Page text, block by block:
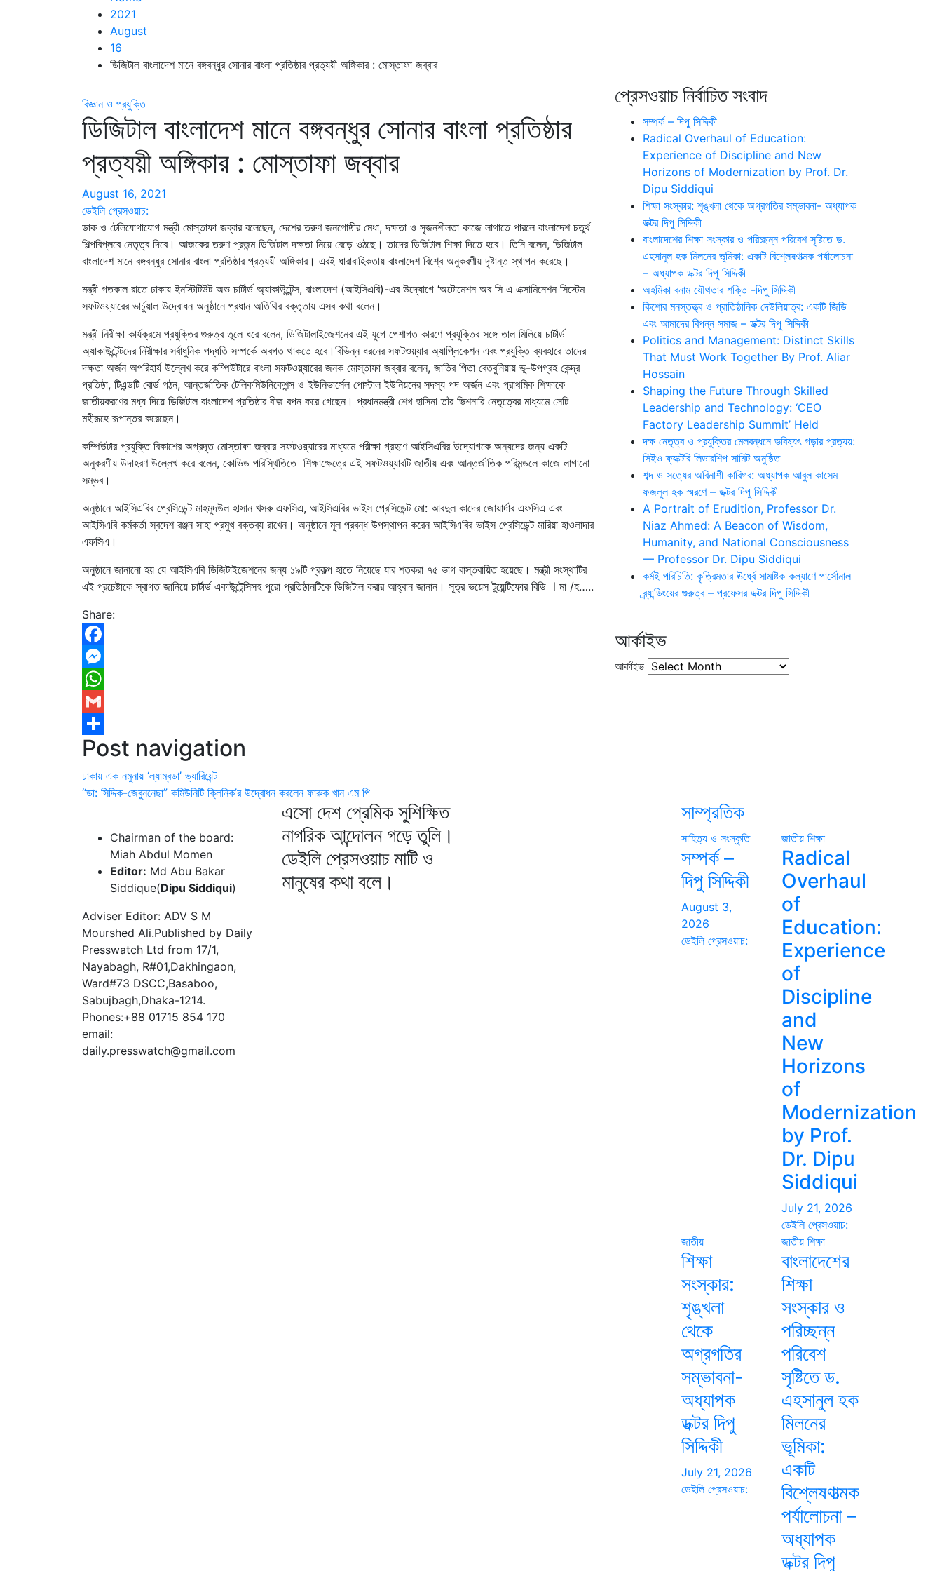
2021
August
16
ডিজিটাল বাংলাদেশ মানে বঙ্গবন্ধুর সোনার বাংলা প্রতিষ্ঠার প্রত্যয়ী অঙ্গিকার : মোস্তাফা জব্বার
বিজ্ঞান ও প্রযুক্তি
ডিজিটাল বাংলাদেশ মানে বঙ্গবন্ধুর সোনার বাংলা প্রতিষ্ঠার
প্রত্যয়ী অঙ্গিকার : মোস্তাফা জব্বার
August 16, 2021
ডেইলি প্রেসওয়াচ:
ডাক ও টেলিযোগাযোগ মন্ত্রী মোস্তাফা জব্বার বলেছেন, দেশের তরুণ জনগোষ্ঠীর মেধা, দক্ষতা ও সৃজনশীলতা কাজে লাগাতে পারলে বাংলাদেশ চতুর্থ
শিল্পবিপ্লবে নেতৃত্ব দিবে। আজকের তরুণ প্রজন্ম ডিজিটাল দক্ষতা নিয়ে বেড়ে ওঠছে। তাদের ডিজিটাল শিক্ষা দিতে হবে। তিনি বলেন, ডিজিটাল
বাংলাদেশ মানে বঙ্গবন্ধুর সোনার বাংলা প্রতিষ্ঠার প্রত্যয়ী অঙ্গিকার। এরই ধারাবাহিকতায় বাংলাদেশ বিশ্বে অনুকরণীয় দৃষ্টান্ত স্থাপন করেছে।
মন্ত্রী গতকাল রাতে ঢাকায় ইনস্টিটিউট অভ চার্টার্ড অ্যাকাউন্টেন্স, বাংলাদেশ (আইসিএবি)-এর উদ্যোগে ‘অটোমেশন অব সি এ এক্সামিনেশন সিস্টেম
সফটওয়্যারের ভার্চুয়াল উদ্বোধন অনুষ্ঠানে প্রধান অতিথির বক্তৃতায় এসব কথা বলেন।
মন্ত্রী নিরীক্ষা কার্যক্রমে প্রযুক্তির গুরুত্ব তুলে ধরে বলেন, ডিজিটালাইজেশনের এই যুগে পেশাগত কারণে প্রযুক্তির সঙ্গে তাল মিলিয়ে চার্টার্ড
অ্যাকাউন্টেন্টদের নিরীক্ষার সর্বাধুনিক পদ্ধতি সম্পর্কে অবগত থাকতে হবে।বিভিন্ন ধরনের সফটওয়্যার অ্যাপ্লিকেশন এবং প্রযুক্তি ব্যবহারে তাদের
দক্ষতা অর্জন অপরিহার্য উল্লেখ করে কম্পিউটারে বাংলা সফটওয়্যারের জনক মোস্তাফা জব্বার বলেন, জাতির পিতা বেতবুনিয়ায় ভূ-উপগ্রহ কেন্দ্র
প্রতিষ্ঠা, টিএন্ডটি বোর্ড গঠন, আন্তর্জাতিক টেলিকমিউনিকেশন্স ও ইউনিভার্সেল পোস্টাল ইউনিয়নের সদস্য পদ অর্জন এবং প্রাথমিক শিক্ষাকে
জাতীয়করণের মধ্য দিয়ে ডিজিটাল বাংলাদেশ প্রতিষ্ঠার বীজ বপন করে গেছেন। প্রধানমন্ত্রী শেখ হাসিনা তাঁর ভিশনারি নেতৃত্বের মাধ্যমে সেটি
মহীরূহে রূপান্তর করেছেন।
কম্পিউটার প্রযুক্তি বিকাশের অগ্রদূত মোস্তাফা জব্বার সফটওয়্যারের মাধ্যমে পরীক্ষা গ্রহণে আইসিএবির উদ্যোগকে অন্যদের জন্য একটি
অনুকরণীয় উদাহরণ উল্লেখ করে বলেন, কোভিড পরিস্থিতিতে শিক্ষাক্ষেত্রে এই সফটওয়্যারটি জাতীয় এবং আন্তর্জাতিক পরিমন্ডলে কাজে লাগানো
সম্ভব।
অনুষ্ঠানে আইসিএবির প্রেসিডেন্ট মাহমুদউল হাসান খসরু এফসিএ, আইসিএবির ভাইস প্রেসিডেন্ট মো: আবদুল কাদের জোয়ার্দার এফসিএ এবং
আইসিএবি কর্মকর্তা স্বদেশ রঞ্জন সাহা প্রমুখ বক্তব্য রাখেন। অনুষ্ঠানে মূল প্রবন্ধ উপস্থাপন করেন আইসিএবির ভাইস প্রেসিডেন্ট মারিয়া হাওলাদার
এফসিএ।
অনুষ্ঠানে জানানো হয় যে আইসিএবি ডিজিটাইজেশনের জন্য ১৯টি প্রকল্প হাতে নিয়েছে যার শতকরা ৭৫ ভাগ বাস্তবায়িত হয়েছে। মন্ত্রী সংস্থাটির
এই প্রচেষ্টাকে স্বাগত জানিয়ে চার্টার্ড একাউন্টেন্সিসহ পুরো প্রতিষ্ঠানটিকে ডিজিটাল করার আহ্বান জানান। সূত্র ভয়েস টুয়েন্টিফোর বিডি l মা /হ…..
Share:
Facebook
Messenger
WhatsApp
Gmail
Share
Post navigation
ঢাকায় এক নমুনায় ‘ল্যাম্বডা’ ভ্যারিয়েন্ট
“ডা: সিদ্দিক-জেবুননেছা” কমিউনিটি ক্লিনিক’র উদ্বোধন করলেন ফারুক খান এম পি
প্রেসওয়াচ নির্বাচিত সংবাদ
সম্পর্ক – দিপু সিদ্দিকী
Radical Overhaul of Education:
Experience of Discipline and New
Horizons of Modernization by Prof. Dr.
Dipu Siddiqui
শিক্ষা সংস্কার: শৃঙ্খলা থেকে অগ্রগতির সম্ভাবনা- অধ্যাপক
ডক্টর দিপু সিদ্দিকী
বাংলাদেশের শিক্ষা সংস্কার ও পরিচ্ছন্ন পরিবেশ সৃষ্টিতে ড.
এহসানুল হক মিলনের ভূমিকা: একটি বিশ্লেষণাত্মক পর্যালোচনা
– অধ্যাপক ডক্টর দিপু সিদ্দিকী
অহমিকা বনাম যৌথতার শক্তি -দিপু সিদ্দিকী
কিশোর মনস্তত্ত্ব ও প্রাতিষ্ঠানিক দেউলিয়াত্ব: একটি জিডি
এবং আমাদের বিপন্ন সমাজ – ডক্টর দিপু সিদ্দিকী
Politics and Management: Distinct Skills
That Must Work Together By Prof. Aliar
Hossain
Shaping the Future Through Skilled
Leadership and Technology: ‘CEO
Factory Leadership Summit’ Held
দক্ষ নেতৃত্ব ও প্রযুক্তির মেলবন্ধনে ভবিষ্যৎ গড়ার প্রত্যয়:
সিইও ফ্যাক্টরি লিডারশিপ সামিট অনুষ্ঠিত
শব্দ ও সত্যের অবিনাশী কারিগর: অধ্যাপক আবুল কাসেম
ফজলুল হক স্মরণে – ডক্টর দিপু সিদ্দিকী
A Portrait of Erudition, Professor Dr.
Niaz Ahmed: A Beacon of Wisdom,
Humanity, and National Consciousness
— Professor Dr. Dipu Siddiqui
কর্মই পরিচিতি: কৃত্রিমতার ঊর্ধ্বে সামষ্টিক কল্যাণে পার্সোনাল
ব্র্যান্ডিংয়ের গুরুত্ব – প্রফেসর ডক্টর দিপু সিদ্দিকী
আর্কাইভ
আর্কাইভ
Chairman of the board:
Miah Abdul Momen
Editor: Md Abu Bakar
Siddique(Dipu Siddiqui)
Adviser Editor: ADV S M
Mourshed Ali.Published by Daily
Presswatch Ltd from 17/1,
Nayabagh, R#01,Dakhingaon,
Ward#73 DSCC,Basaboo,
Sabujbagh,Dhaka-1214.
Phones:+88 01715 854 170
email:
daily.presswatch@gmail.com
এসো দেশ প্রেমিক সুশিক্ষিত
নাগরিক আন্দোলন গড়ে তুলি।
ডেইলি প্রেসওয়াচ মাটি ও
মানুষের কথা বলে।
সাম্প্রতিক
সাহিত্য ও সংস্কৃতি
সম্পর্ক –
দিপু সিদ্দিকী
August 3,
2026
ডেইলি প্রেসওয়াচ:
জাতীয় শিক্ষা
Radical
Overhaul
of
Education:
Experience
of
Discipline
and
New
Horizons
of
Modernization
by Prof.
Dr. Dipu
Siddiqui
July 21, 2026
ডেইলি প্রেসওয়াচ:
জাতীয়
শিক্ষা
সংস্কার:
শৃঙ্খলা
থেকে
অগ্রগতির
সম্ভাবনা-
অধ্যাপক
ডক্টর দিপু
সিদ্দিকী
July 21, 2026
ডেইলি প্রেসওয়াচ:
জাতীয় শিক্ষা
বাংলাদেশের
শিক্ষা
সংস্কার ও
পরিচ্ছন্ন
পরিবেশ
সৃষ্টিতে ড.
এহসানুল হক
মিলনের
ভূমিকা:
একটি
বিশ্লেষণাত্মক
পর্যালোচনা –
অধ্যাপক
ডক্টর দিপু